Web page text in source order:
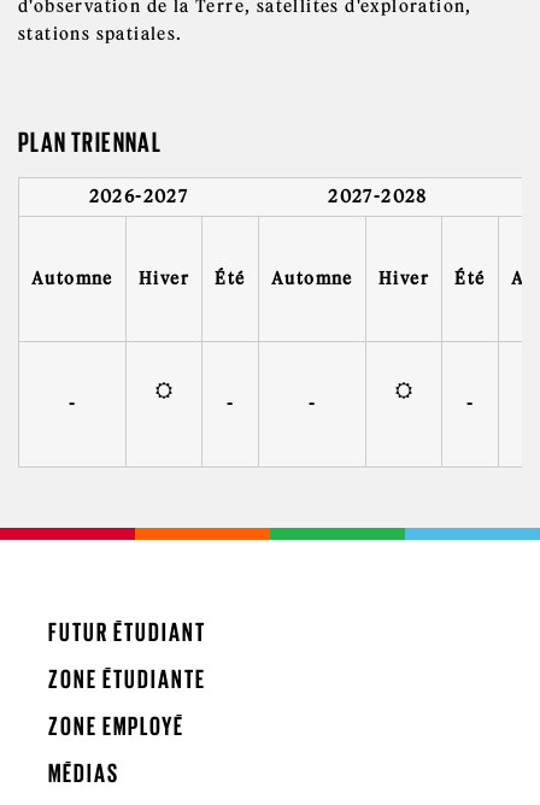
d'observation de la Terre, satellites d'exploration,
stations spatiales.
PLAN TRIENNAL
2026-2027 2027-2028
Automne Hiver Été Automne Hiver Été
- - - -
FUTUR ÉTUDIANT
ZONE ÉTUDIANTE
ZONE EMPLOYÉ
MÉDIAS